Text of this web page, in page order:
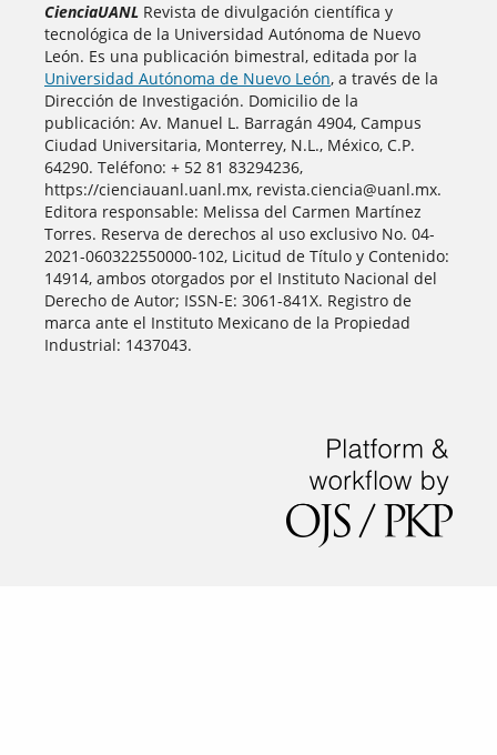
CienciaUANLRevista de divulgación científica y
tecnológica de la Universidad Autónoma de Nuevo
León. Es una publicación bimestral, editada por la
Universidad Autónoma de Nuevo León, a través de la
Dirección de Investigación. Domicilio de la
publicación: Av. Manuel L. Barragán 4904, Campus
Ciudad Universitaria, Monterrey, N.L., México, C.P.
64290. Teléfono: + 52 81 83294236,
https://cienciauanl.uanl.mx, revista.ciencia@uanl.mx.
Editora responsable: Melissa del Carmen Martínez
Torres. Reserva de derechos al uso exclusivo No. 04-
2021-060322550000-102, Licitud de Título y Contenido:
14914, ambos otorgados por el Instituto Nacional del
Derecho de Autor; ISSN-E: 3061-841X. Registro de
marca ante el Instituto Mexicano de la Propiedad
Industrial: 1437043.